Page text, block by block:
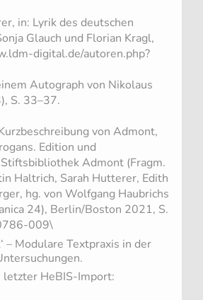
in: Lyrik des deutschen
Glauch und Florian Kragl,
digital.de/autoren.php?
Autograph von Nikolaus
S. 33–37.
von Admont,
Edition und
Admont (Fragm.
Haltrich, Sarah Hutterer, Edith
hg. von Wolfgang Haubrichs
24), Berlin/Boston 2021, S.
009\
– Modulare Textpraxis in der
HeBIS-Import: